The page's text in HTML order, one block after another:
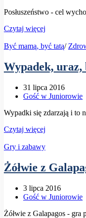
Posłuszeństwo - cel
Czytaj więcej
Być mamą, być tatą/
Wypadek,
31 lipca 2016
Gość w Juniorowie
Wypadki się zdarzają i to
Czytaj więcej
Gry i zabawy
Żółwie z
3 lipca 2016
Gość w Juniorowie
Żółwie z Galapagos -